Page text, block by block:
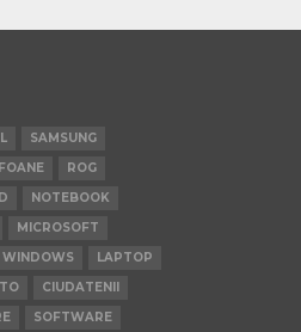
SAMSUNG
ROG
NOTEBOOK
MICROSOFT
WINDOWS
LAPTOP
CIUDATENII
SOFTWARE